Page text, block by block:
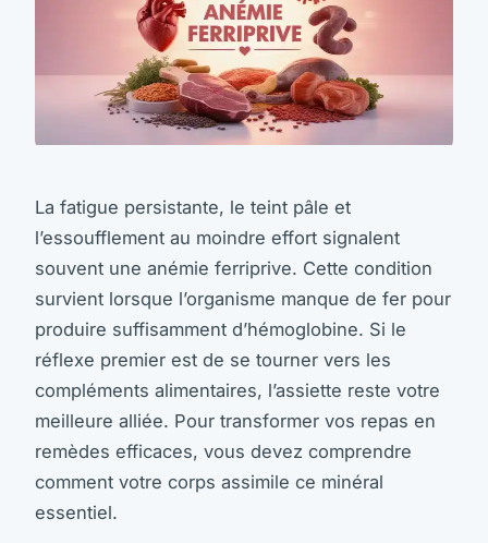
La fatigue persistante, le teint pâle et
l’essoufflement au moindre effort signalent
souvent une anémie ferriprive. Cette condition
survient lorsque l’organisme manque de fer pour
produire suffisamment d’hémoglobine. Si le
réflexe premier est de se tourner vers les
compléments alimentaires, l’assiette reste votre
meilleure alliée. Pour transformer vos repas en
remèdes efficaces, vous devez comprendre
comment votre corps assimile ce minéral
essentiel.